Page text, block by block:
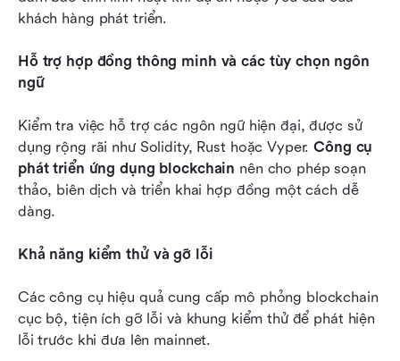
khách hàng phát triển.
Hỗ trợ hợp đồng thông minh và các tùy chọn ngôn
ngữ
Kiểm tra việc hỗ trợ các ngôn ngữ hiện đại, được sử
dụng rộng rãi như Solidity, Rust hoặc Vyper. Công cụ
phát triển ứng dụng blockchain nên cho phép soạn
thảo, biên dịch và triển khai hợp đồng một cách dễ
dàng.
Khả năng kiểm thử và gỡ lỗi
Các công cụ hiệu quả cung cấp mô phỏng blockchain
cục bộ, tiện ích gỡ lỗi và khung kiểm thử để phát hiện
lỗi trước khi đưa lên mainnet.